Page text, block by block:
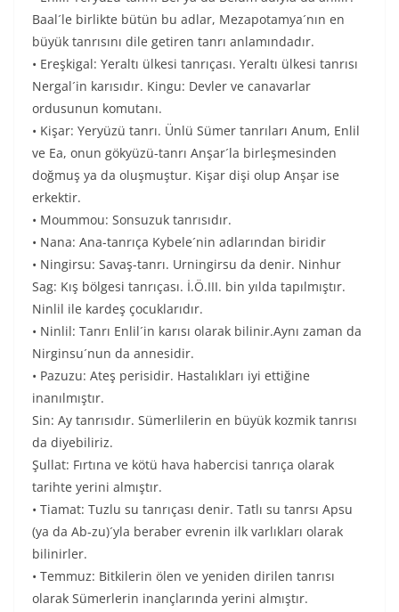
Baal´le birlikte bütün bu adlar, Mezapotamya´nın en
büyük tanrısını dile getiren tanrı anlamındadır.
• Ereşkigal: Yeraltı ülkesi tanrıçası. Yeraltı ülkesi tanrısı
Nergal´in karısıdır. Kingu: Devler ve canavarlar
ordusunun komutanı.
• Kişar: Yeryüzü tanrı. Ünlü Sümer tanrıları Anum, Enlil
ve Ea, onun gökyüzü-tanrı Anşar´la birleşmesinden
doğmuş ya da oluşmuştur. Kişar dişi olup Anşar ise
erkektir.
• Moummou: Sonsuzuk tanrısıdır.
• Nana: Ana-tanrıça Kybele´nin adlarından biridir
• Ningirsu: Savaş-tanrı. Urningirsu da denir. Ninhur
Sag: Kış bölgesi tanrıçası. İ.Ö.III. bin yılda tapılmıştır.
Ninlil ile kardeş çocuklarıdır.
• Ninlil: Tanrı Enlil´in karısı olarak bilinir.Aynı zaman da
Nirginsu´nun da annesidir.
• Pazuzu: Ateş perisidir. Hastalıkları iyi ettiğine
inanılmıştır.
Sin: Ay tanrısıdır. Sümerlilerin en büyük kozmik tanrısı
da diyebiliriz.
Şullat: Fırtına ve kötü hava habercisi tanrıça olarak
tarihte yerini almıştır.
• Tiamat: Tuzlu su tanrıçası denir. Tatlı su tanrsı Apsu
(ya da Ab-zu)´yla beraber evrenin ilk varlıkları olarak
bilinirler.
• Temmuz: Bitkilerin ölen ve yeniden dirilen tanrısı
olarak Sümerlerin inançlarında yerini almıştır.